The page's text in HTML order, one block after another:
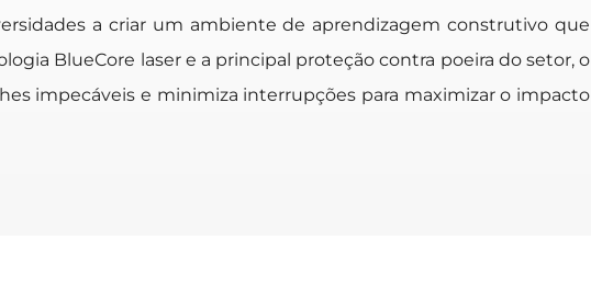
a criar um ambiente de aprendizagem construtivo que
BlueCore laser e a principal proteção contra poeira do setor, o
impecáveis e minimiza interrupções para maximizar o impacto